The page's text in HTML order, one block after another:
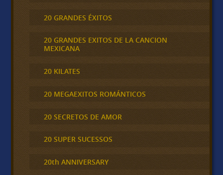
20 GRANDES ÉXITOS
20 GRANDES EXITOS DE LA CANCION
MEXICANA
20 KILATES
20 MEGAEXITOS ROMÁNTICOS
20 SECRETOS DE AMOR
20 SUPER SUCESSOS
20th ANNIVERSARY